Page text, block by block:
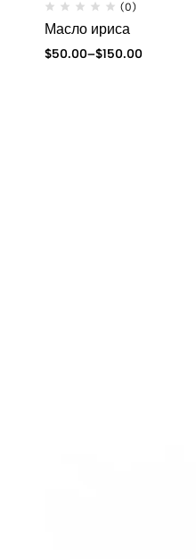
(0)
Масло ириса
$50.00–$150.00